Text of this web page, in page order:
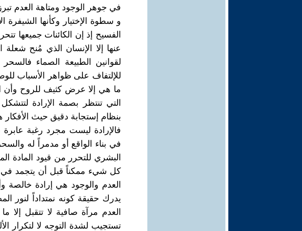
في جوهر الوجود ومتاهة العدم
و سطوة الإختيار وكأنها
الفسيح إذ إن الكائنات جميعها
عنها إلا الإنسان الذي مُنح
لقوانين الطبيعة الصماء
للإلتفاف على ظواهر الأسباب
ما هي إلا عرض كثيف للروح وأن
التي تنتظر بصمة الإرادة
بنظام إستجابة دقيق حيث
فالإرادة ليست مجرد رغبة
في بناء الواقع أو مدمراً له
البشري للتحرر من قيود المادة
كل شيء ممكناً قبل أن يتجمد في
العدم والوجود هي إرادة
يدرك حقيقة كونه نمتداداً لنور
العدم مرآة صافية لا تتقبل إلا
تستجيب لشدة التوجه لا لتكرار